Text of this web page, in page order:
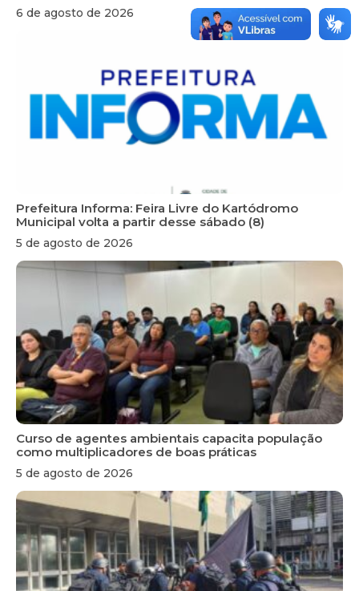
6 de agosto de 2026
Prefeitura Informa: Feira Livre do Kartódromo
Municipal volta a partir desse sábado (8)
5 de agosto de 2026
Curso de agentes ambientais capacita população
como multiplicadores de boas práticas
5 de agosto de 2026